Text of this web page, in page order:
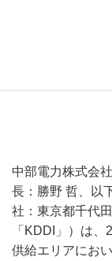
中部電力株式会
長：勝野 哲、以
社：東京都千代
「KDDI」）は
供給エリアにお